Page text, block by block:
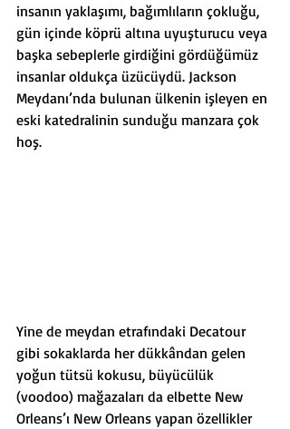
insanın yaklaşımı, bağımlıların çokluğu,
gün içinde köprü altına uyuşturucu veya
başka sebeplerle girdiğini gördüğümüz
insanlar oldukça üzücüydü. Jackson
Meydanı’nda bulunan ülkenin işleyen en
eski katedralinin sunduğu manzara çok
hoş.
Yine de meydan etrafındaki Decatour
gibi sokaklarda her dükkândan gelen
yoğun tütsü kokusu, büyücülük
(voodoo) mağazaları da elbette New
Orleans’ı New Orleans yapan özellikler